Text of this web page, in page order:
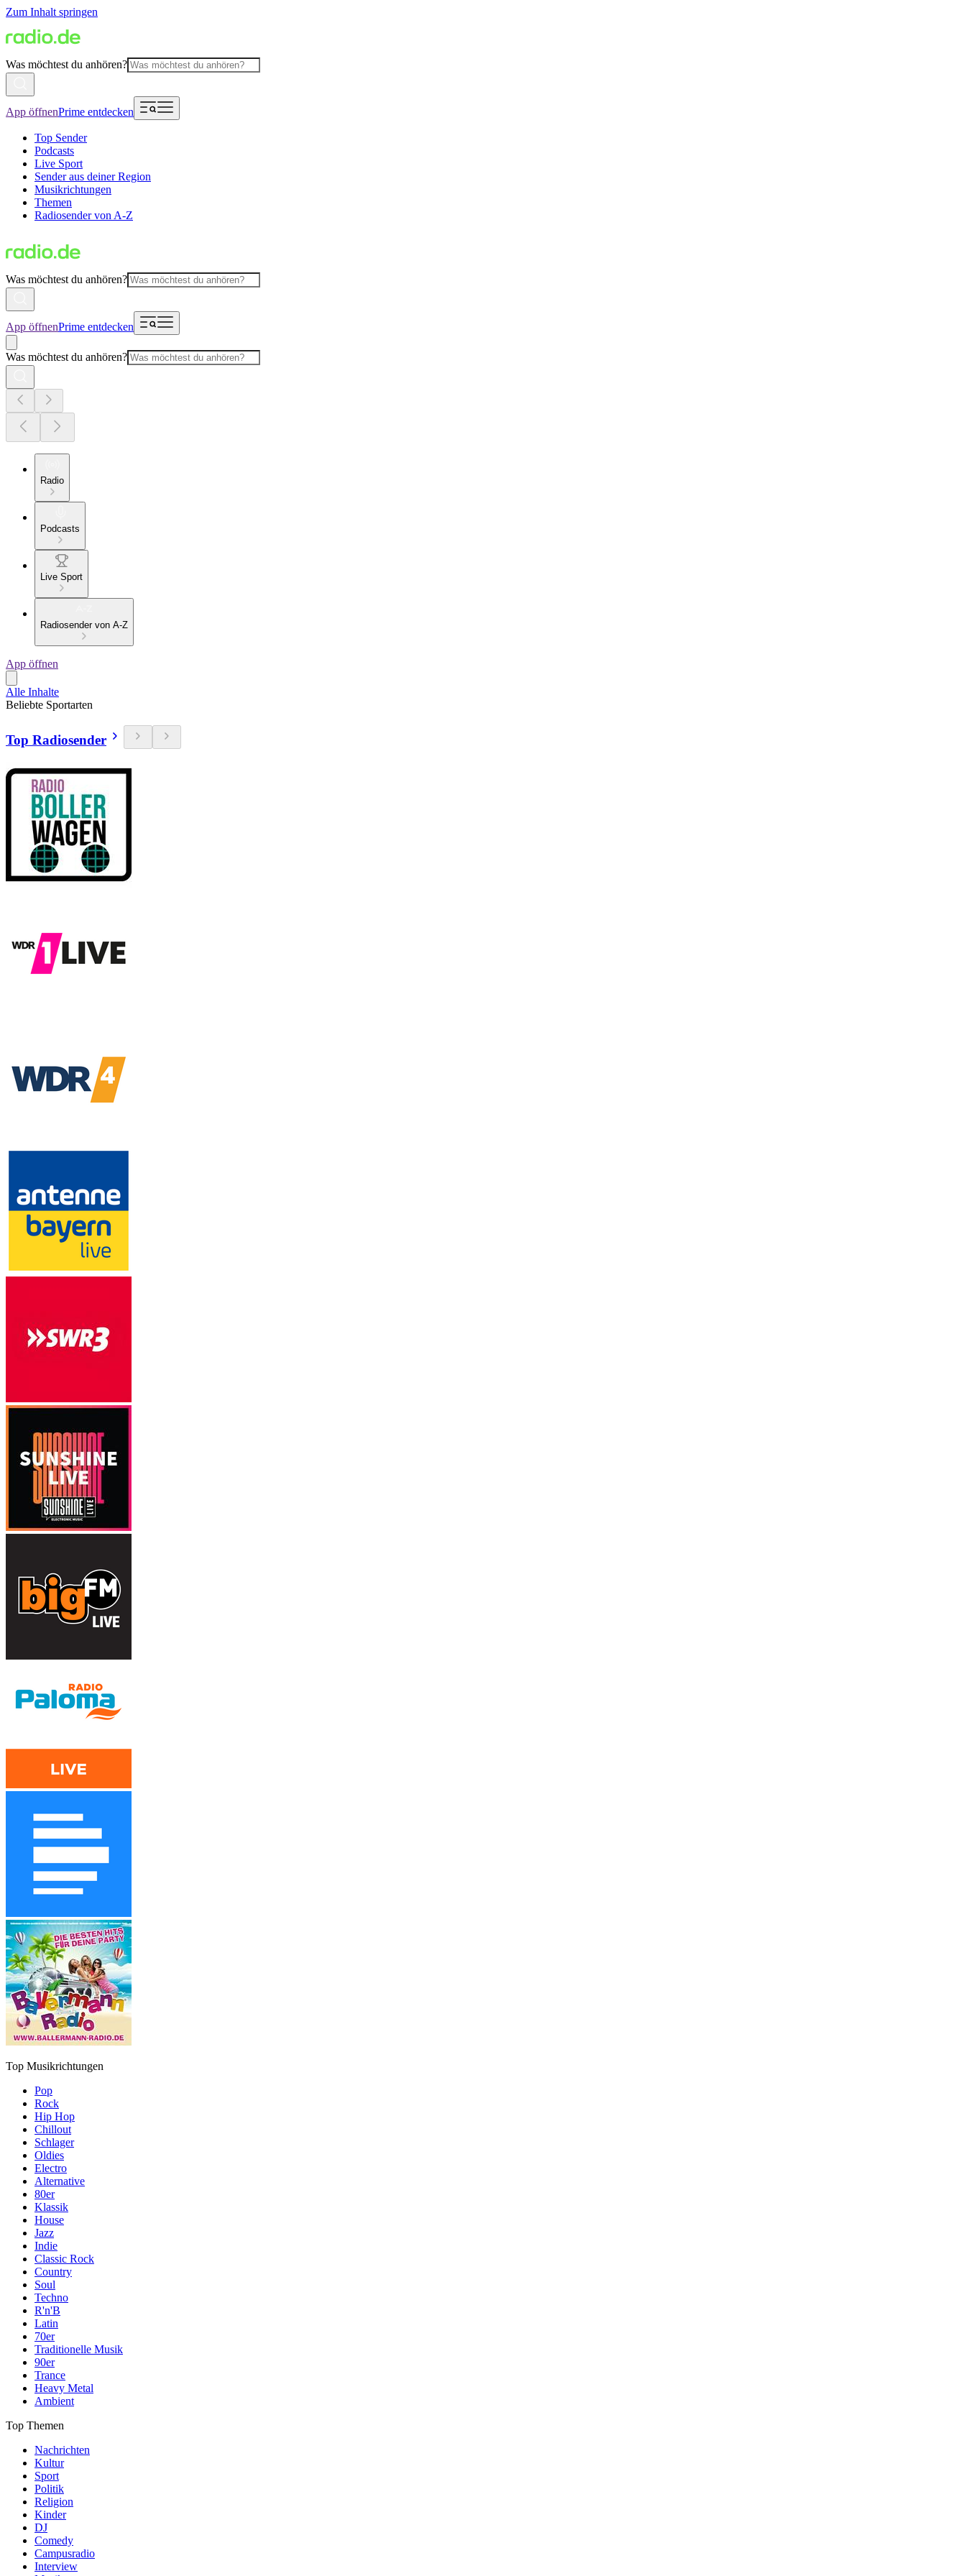
Zum Inhalt springen
Was möchtest du anhören?
App öffnenPrime entdecken
Top Sender
Podcasts
Live Sport
Sender aus deiner Region
Musikrichtungen
Themen
Radiosender von A-Z
Was möchtest du anhören?
App öffnenPrime entdecken
Was möchtest du anhören?
Radio
Podcasts
Live Sport
Radiosender von A-Z
App öffnen
Alle Inhalte
Beliebte Sportarten
Top Radiosender
Top Musikrichtungen
Pop
Rock
Hip Hop
Chillout
Schlager
Oldies
Electro
Alternative
80er
Klassik
House
Jazz
Indie
Classic Rock
Country
Soul
Techno
R'n'B
Latin
70er
Traditionelle Musik
90er
Trance
Heavy Metal
Ambient
Top Themen
Nachrichten
Kultur
Sport
Politik
Religion
Kinder
DJ
Comedy
Campusradio
Interview